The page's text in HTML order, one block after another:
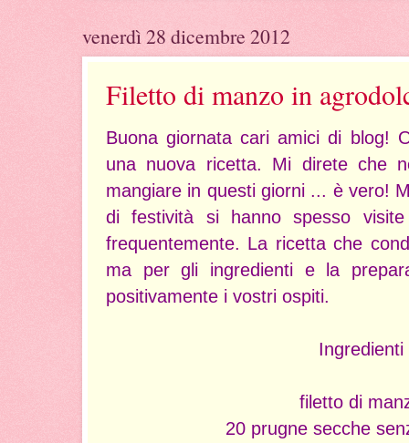
venerdì 28 dicembre 2012
Filetto di manzo in
Buona giornata cari amici di blog!
una nuova ricetta. Mi direte che
mangiare in questi giorni ... è vero!
di festività si hanno spesso
frequentemente. La ricetta che
ma per gli ingredienti e la
positivamente i vostri ospiti.
Ingredienti
filetto di
20 prugne secche